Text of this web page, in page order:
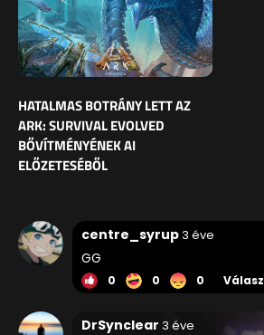
HATALMAS BOTRÁNY LETT AZ
ARK: SURVIVAL EVOLVED
BŐVÍTMÉNYÉNEK AI
ELŐZETESÉBŐL
centre_syrup3 éve
GG
0 0 0 Válasz
DrSynclear 3 éve